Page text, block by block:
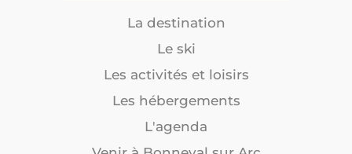
La destination
Le ski
Les activités et loisirs
Les hébergements
L'agenda